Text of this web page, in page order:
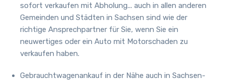
sofort verkaufen mit Abholung... auch in allen anderen
Gemeinden und Städten in Sachsen sind wie der
richtige Ansprechpartner für Sie, wenn Sie ein
neuwertiges oder ein Auto mit Motorschaden zu
verkaufen haben.
Gebrauchtwagenankauf in der Nähe auch in Sachsen-